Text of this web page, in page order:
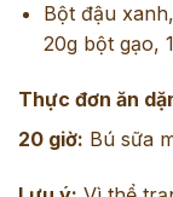
Bột đậu
20g bột gạo,
Thực đơn ăn
20 giờ: Bú sữa